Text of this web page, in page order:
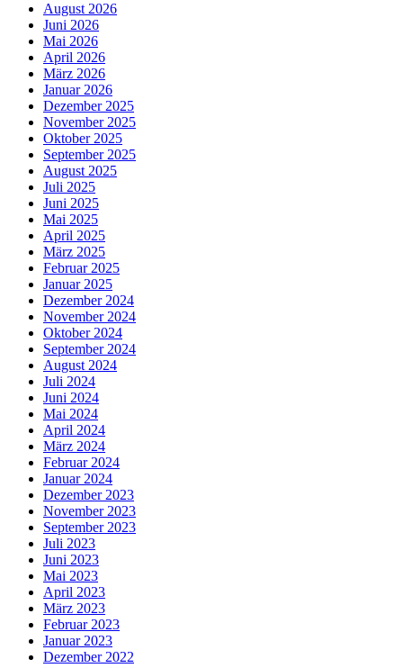
August 2026
Juni 2026
Mai 2026
April 2026
März 2026
Januar 2026
Dezember 2025
November 2025
Oktober 2025
September 2025
August 2025
Juli 2025
Juni 2025
Mai 2025
April 2025
März 2025
Februar 2025
Januar 2025
Dezember 2024
November 2024
Oktober 2024
September 2024
August 2024
Juli 2024
Juni 2024
Mai 2024
April 2024
März 2024
Februar 2024
Januar 2024
Dezember 2023
November 2023
September 2023
Juli 2023
Juni 2023
Mai 2023
April 2023
März 2023
Februar 2023
Januar 2023
Dezember 2022